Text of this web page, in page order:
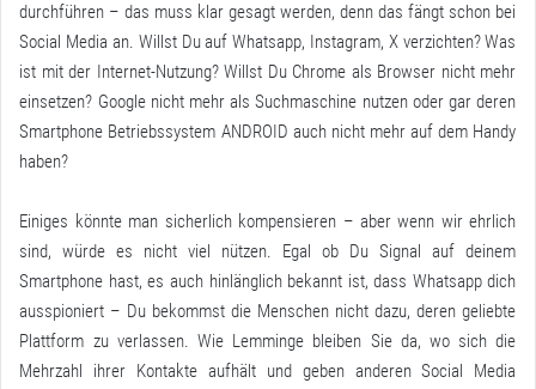
durchführen – das muss klar gesagt werden, denn das fängt schon bei
Social Media an. Willst Du auf Whatsapp, Instagram, X verzichten? Was
ist mit der Internet-Nutzung? Willst Du Chrome als Browser nicht mehr
einsetzen? Google nicht mehr als Suchmaschine nutzen oder gar deren
Smartphone Betriebssystem ANDROID auch nicht mehr auf dem Handy
haben?
Einiges könnte man sicherlich kompensieren – aber wenn wir ehrlich
sind, würde es nicht viel nützen. Egal ob Du Signal auf deinem
Smartphone hast, es auch hinlänglich bekannt ist, dass Whatsapp dich
ausspioniert – Du bekommst die Menschen nicht dazu, deren geliebte
Plattform zu verlassen. Wie Lemminge bleiben Sie da, wo sich die
Mehrzahl ihrer Kontakte aufhält und geben anderen Social Media